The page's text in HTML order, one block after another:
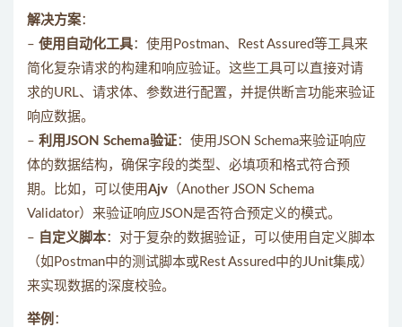
解决方案：
– 使用自动化工具：使用Postman、Rest Assured等工具来
简化复杂请求的构建和响应验证。这些工具可以直接对请
求的URL、请求体、参数进行配置，并提供断言功能来验证
响应数据。
– 利用JSON Schema验证：使用JSON Schema来验证响应
体的数据结构，确保字段的类型、必填项和格式符合预
期。比如，可以使用Ajv （Another JSON Schema
Validator）来验证响应JSON是否符合预定义的模式。
– 自定义脚本：对于复杂的数据验证，可以使用自定义脚本
（如Postman中的测试脚本或Rest Assured中的JUnit集成）
来实现数据的深度校验。
举例 ：